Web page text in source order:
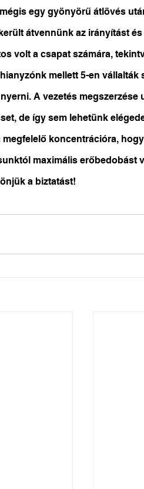
egy gyönyörű átlövés
átvennünk az irányítást és
volt a csapat számára,
mellett 5-en vállalták
A vezetés megszerzése
de így sem lehetünk
koncentrációra,
maximális erőbedobást
a biztatást!